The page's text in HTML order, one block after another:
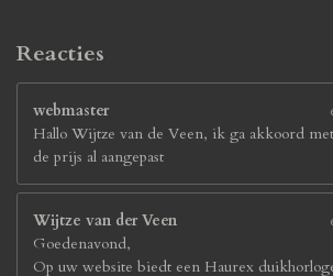
Reacties
webmaster
Hallo Wijtze van de Veen, ik ga akkoord
de prijs al aangepast
Wijtze van der Veen
Goedenavond,
Op uw website biedt een Haurex